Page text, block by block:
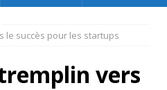
le succès pour les startups
vers